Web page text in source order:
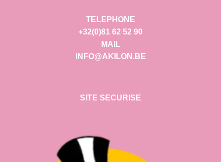
TELEPHONE
+32(0)81 62 52 90
MAIL
INFO@AKILON.BE
SITE SECURISE